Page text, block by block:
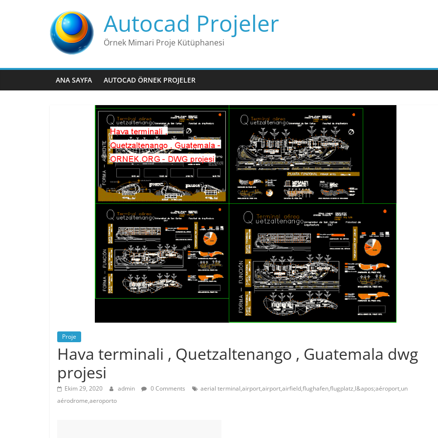
Autocad Projeler
Örnek Mimari Proje Kütüphanesi
ANA SAYFA AUTOCAD ÖRNEK PROJELER
Proje
Hava terminali , Quetzaltenango , Guatemala dwg
projesi
Ekim 29, 2020 admin 0 Comments
aerial terminal,airport,airport,airfield,flughafen,flugplatz,l&apos;aéroport,un
aérodrome,aeroporto